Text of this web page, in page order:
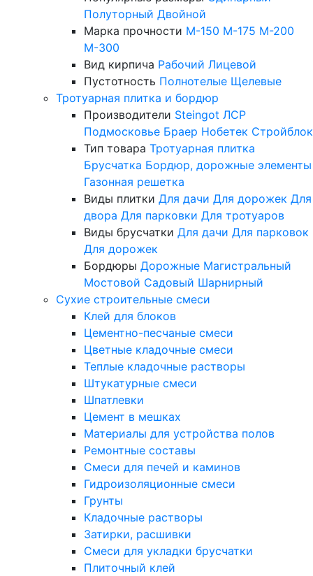
Полуторный Двойной
Марка прочности М-150 М-175 М-200
М-300
Вид кирпича Рабочий Лицевой
Пустотность Полнотелые Щелевые
Тротуарная плитка и бордюр
Производители Steingot ЛСР
Подмосковье Браер Нобетек Стройблок
Тип товара Тротуарная плитка
Брусчатка Бордюр, дорожные элементы
Газонная решетка
Виды плитки Для дачи Для дорожек Для
двора Для парковки Для тротуаров
Виды брусчатки Для дачи Для парковок
Для дорожек
Бордюры Дорожные Магистральный
Мостовой Садовый Шарнирный
Сухие строительные смеси
Клей для блоков
Цементно-песчаные смеси
Цветные кладочные смеси
Теплые кладочные растворы
Штукатурные смеси
Шпатлевки
Цемент в мешках
Материалы для устройства полов
Ремонтные составы
Смеси для печей и каминов
Гидроизоляционные смеси
Грунты
Кладочные растворы
Затирки, расшивки
Смеси для укладки брусчатки
Плиточный клей